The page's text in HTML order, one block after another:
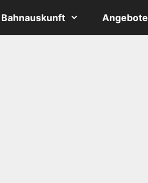
Bahnauskunft Angebote